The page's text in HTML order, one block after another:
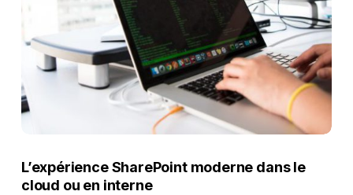
L’expérience SharePoint moderne dans le
cloud ou en interne